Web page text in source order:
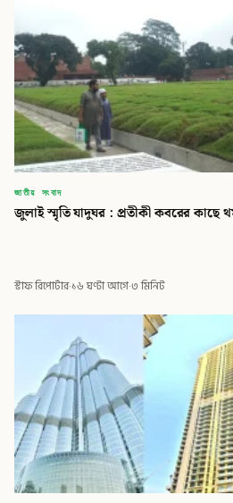
জাতীয় সংবাদ
জুলাই স্মৃতি যাদুঘর : প্রতীকী কবরের কাছে
স্টাফ রিপোর্টার·১৬ ঘণ্টা আগে·৩ মিনিট